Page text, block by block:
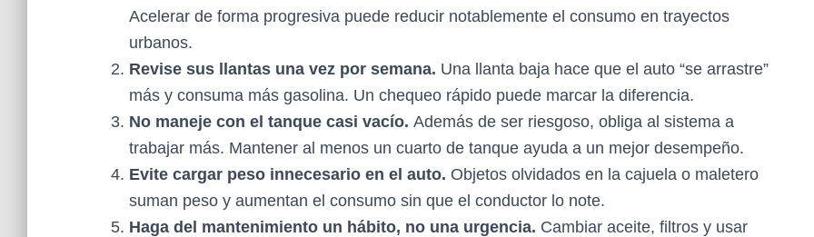
Acelerar de forma progresiva puede reducir notablemente el consumo en trayectos
urbanos.
Revise sus llantas una vez por semana. Una llanta baja hace que el auto “se arrastre”
más y consuma más gasolina. Un chequeo rápido puede marcar la diferencia.
No maneje con el tanque casi vacío. Además de ser riesgoso, obliga al sistema a
trabajar más. Mantener al menos un cuarto de tanque ayuda a un mejor desempeño.
Evite cargar peso innecesario en el auto. Objetos olvidados en la cajuela o maletero
suman peso y aumentan el consumo sin que el conductor lo note.
Haga del mantenimiento un hábito, no una urgencia. Cambiar aceite, filtros y usar